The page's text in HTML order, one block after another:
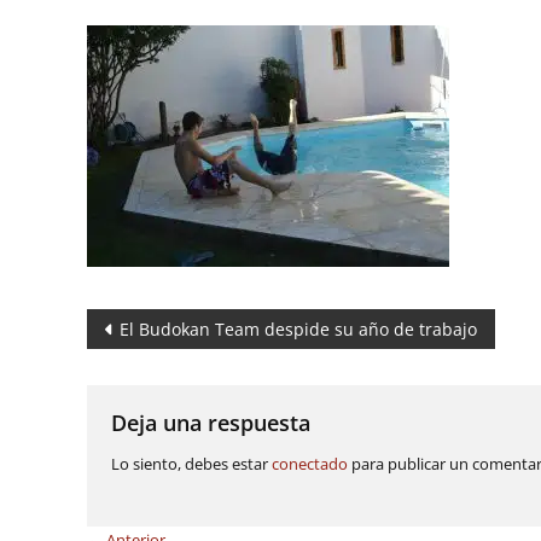
Navegación
entradas
El Budokan Team despide su año de trabajo
Deja una respuesta
Lo siento, debes estarconectado para publicar un